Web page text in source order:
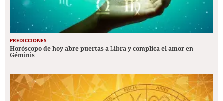
PREDICCIONES
Horóscopo de hoy abre puertas a Libra y complica el amor en
Géminis